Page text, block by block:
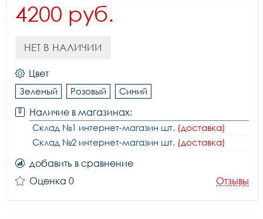
4200 руб.
НЕТ В НАЛИЧИИ
Цвет
Зеленый Розовый Синий
Наличие в магазинах:
Склад №1 интернет-магазин шт. (доставка)
Склад №2 интернет-магазин шт. (доставка)
добавить в сравнение
Оценка 0
Отзывы